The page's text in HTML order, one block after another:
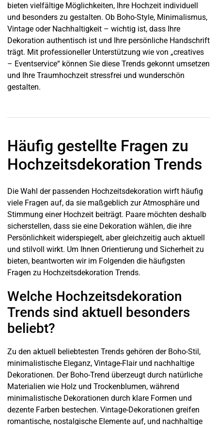
bieten vielfältige Möglichkeiten, Ihre Hochzeit individuell
und besonders zu gestalten. Ob Boho-Style, Minimalismus,
Vintage oder Nachhaltigkeit – wichtig ist, dass Ihre
Dekoration authentisch ist und Ihre persönliche Handschrift
trägt. Mit professioneller Unterstützung wie von „creatives
– Eventservice“ können Sie diese Trends gekonnt umsetzen
und Ihre Traumhochzeit stressfrei und wunderschön
gestalten.
Häufig gestellte Fragen zu
Hochzeitsdekoration Trends
Die Wahl der passenden Hochzeitsdekoration wirft häufig
viele Fragen auf, da sie maßgeblich zur Atmosphäre und
Stimmung einer Hochzeit beiträgt. Paare möchten deshalb
sicherstellen, dass sie eine Dekoration wählen, die ihre
Persönlichkeit widerspiegelt, aber gleichzeitig auch aktuell
und stilvoll wirkt. Um Ihnen Orientierung und Sicherheit zu
bieten, beantworten wir im Folgenden die häufigsten
Fragen zu Hochzeitsdekoration Trends.
Welche Hochzeitsdekoration
Trends sind aktuell besonders
beliebt?
Zu den aktuell beliebtesten Trends gehören der Boho-Stil,
minimalistische Eleganz, Vintage-Flair und nachhaltige
Dekorationen. Der Boho-Trend überzeugt durch natürliche
Materialien wie Holz und Trockenblumen, während
minimalistische Dekorationen durch klare Formen und
dezente Farben bestechen. Vintage-Dekorationen greifen
romantische, nostalgische Elemente auf, und nachhaltige